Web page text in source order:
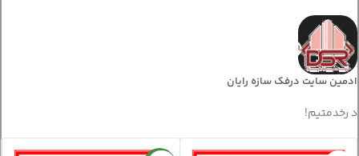
ادمین سایت درفک سازه رایان
د رخدمتیم!